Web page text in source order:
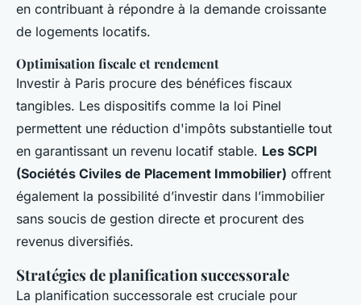
en contribuant à répondre à la demande croissante
de logements locatifs.
Optimisation fiscale et rendement
Investir à Paris procure des bénéfices fiscaux
tangibles. Les dispositifs comme la loi Pinel
permettent une réduction d'impôts substantielle tout
en garantissant un revenu locatif stable. Les SCPI
(Sociétés Civiles de Placement Immobilier) offrent
également la possibilité d’investir dans l’immobilier
sans soucis de gestion directe et procurent des
revenus diversifiés.
Stratégies de planification successorale
La planification successorale est cruciale pour